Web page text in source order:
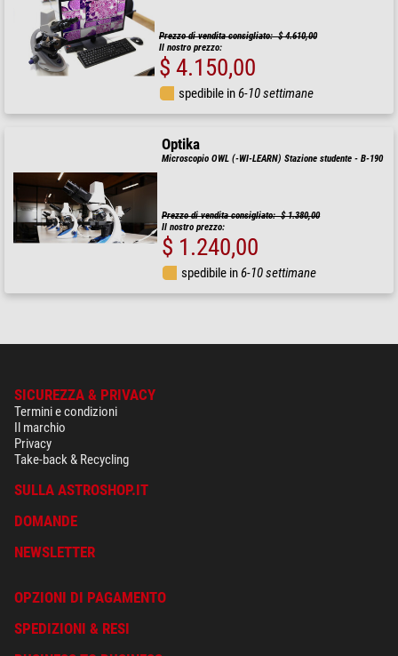
Prezzo di vendita consigliato: $ 4.610,00
Il nostro prezzo:
$ 4.150,00
spedibile in6-10 settimane
Optika
Microscopio OWL (-WI-LEARN) Stazione studente - B-190
Prezzo di vendita consigliato: $ 1.380,00
Il nostro prezzo:
$ 1.240,00
spedibile in6-10 settimane
SICUREZZA & PRIVACY
Termini e condizioni
Il marchio
Privacy
Take-back & Recycling
SULLA ASTROSHOP.IT
DOMANDE
NEWSLETTER
OPZIONI DI PAGAMENTO
SPEDIZIONI & RESI